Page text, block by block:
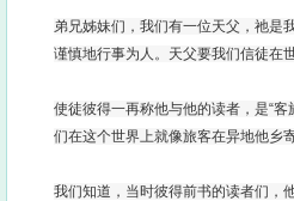
弟兄姊妹们，我们有一位天父，祂是
谨慎地行事为人。天父要我们信徒在
使徒彼得一再称他与他的读者，是“
们在这个世界上就像旅客在异地他乡
我们知道，当时彼得前书的读者们，